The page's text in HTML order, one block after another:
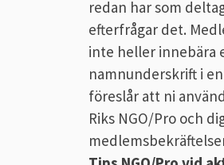
redan har som
efterfrågar det.
inte heller innebära
namnunderskrift i
föreslår att ni
Riks NGO/Pro och